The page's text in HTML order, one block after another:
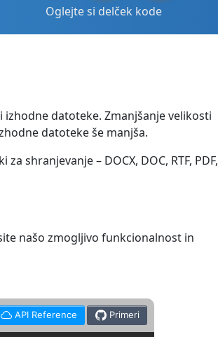
Oglejte si delček kode
izhodne datoteke. Zmanjšanje velikosti
datoteke še manjša.
shranjevanje – DOCX, DOC, RTF, PDF,
našo zmogljivo funkcionalnost in
API Reference Primeri